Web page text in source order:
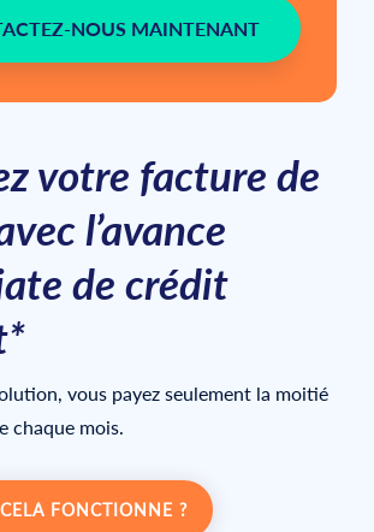
NOUS MAINTENANT
votre facture de
l’avance
de crédit
vous payez seulement la moitié
chaque mois.
FONCTIONNE ?